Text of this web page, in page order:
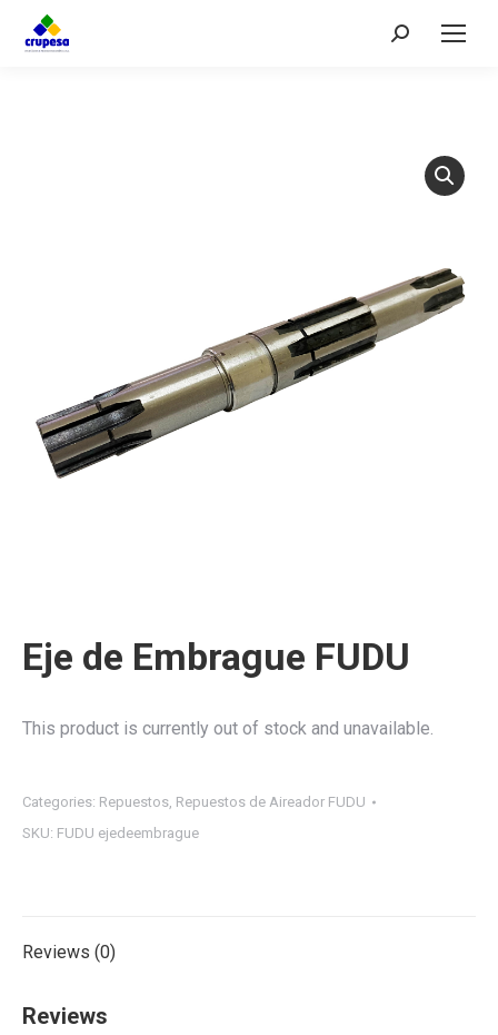
Search:
Eje de Embrague FUDU
This product is currently out of stock and unavailable.
Categories: Repuestos, Repuestos de Aireador FUDU
SKU: FUDU ejedeembrague
Reviews (0)
Reviews